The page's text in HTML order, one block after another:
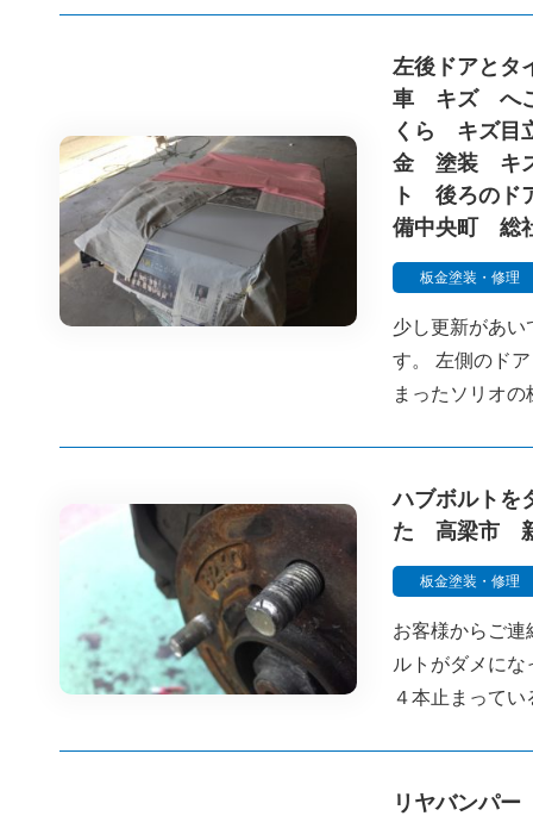
左後ドアと
車 キズ へ
くら キズ
金 塗装 キ
ト 後ろの
備中央町 総
板金塗装・修理
少し更新があい
す。 左側のド
まったソリオ
ハブボルトを
た 高梁市
板金塗装・修理
お客様からご連
ルトがダメに
４本止まって
リヤバンパ